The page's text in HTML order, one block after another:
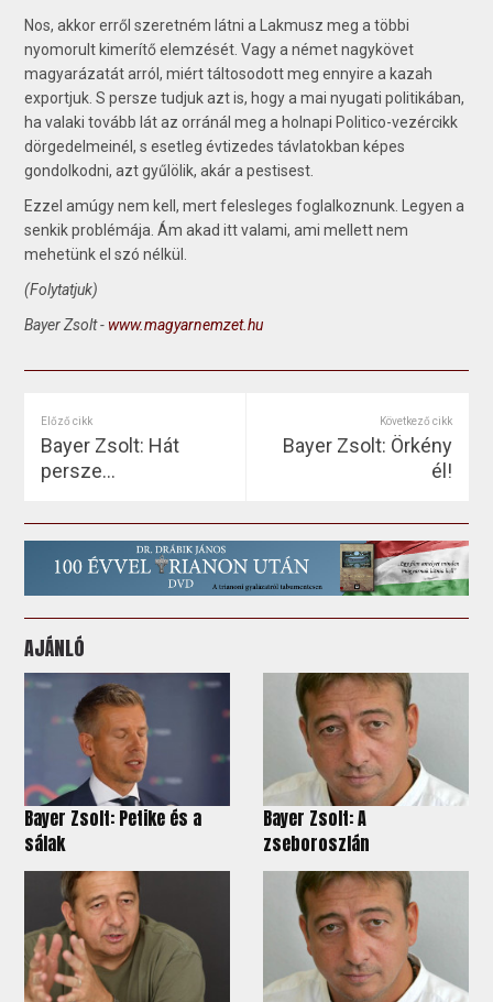
Nos, akkor erről szeretném látni a Lakmusz meg a többi
nyomorult kimerítő elemzését. Vagy a német nagykövet
magyarázatát arról, miért táltosodott meg ennyire a kazah
exportjuk. S persze tudjuk azt is, hogy a mai nyugati politikában,
ha valaki tovább lát az orránál meg a holnapi Politico-vezércikk
dörgedelmeinél, s esetleg évtizedes távlatokban képes
gondolkodni, azt gyűlölik, akár a pestisest.
Ezzel amúgy nem kell, mert felesleges foglalkoznunk. Legyen a
senkik problémája. Ám akad itt valami, ami mellett nem
mehetünk el szó nélkül.
(Folytatjuk)
Bayer Zsolt - www.magyarnemzet.hu
Előző cikk
Bayer Zsolt: Hát
persze...
Következő cikk
Bayer Zsolt: Örkény
él!
AJÁNLÓ
Bayer Zsolt: Petike és a
sálak
Bayer Zsolt: A
zseboroszlán